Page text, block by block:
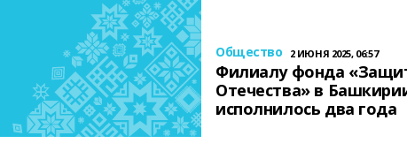
Общество 2 ИЮНЯ 2025, 06:57
Филиалу фонда
Отечества» в
исполнилось два года